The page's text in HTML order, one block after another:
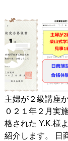
主婦が２級講座
０２１年２月実
格された Y.K.様
紹介します。 日